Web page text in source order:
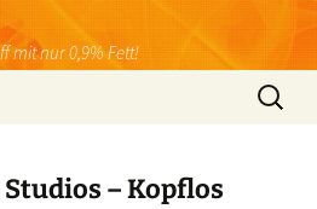
mit nur 0,9% Fett!
Suchen
nach:
– Kopflos